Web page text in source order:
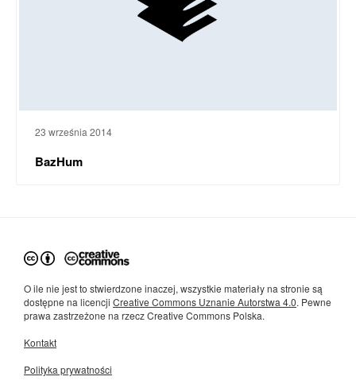
23 września 2014
BazHum
O ile nie jest to stwierdzone inaczej, wszystkie materiały na stronie są
dostępne na licencji Creative Commons Uznanie Autorstwa 4.0. Pewne
prawa zastrzeżone na rzecz Creative Commons Polska.
Kontakt
Polityka prywatności